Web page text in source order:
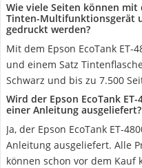
Wie viele Seiten können mit
Tinten-Multifunktionsgerät
gedruckt werden?
Mit dem Epson EcoTank
und einem Satz
Schwarz und bis zu 7.500
Wird der Epson EcoTank
einer Anleitung ausgeliefert?
Ja, der Epson EcoTank ET-
Anleitung ausgeliefert. Alle
können schon vor dem